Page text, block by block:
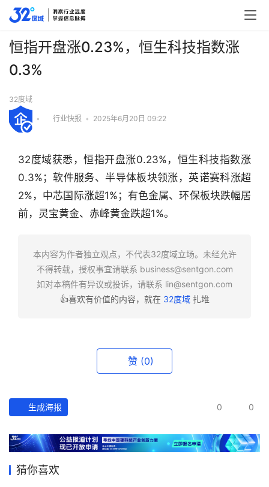
产
经
恒指开盘涨0.23%，恒生科技指数涨
0.3%
32度域
• 行业快报 • 2025年6月20日 09:22
32度域获悉，恒指开盘涨0.23%，恒生科技指数涨
0.3%；软件服务、半导体板块领涨，英诺赛科涨超
2%，中芯国际涨超1%；有色金属、环保板块跌幅居
前，灵宝黄金、赤峰黄金跌超1%。
本内容为作者独立观点，不代表32度域立场。未经允许
不得转载，授权事宜请联系 business@sentgon.com
如对本稿件有异议或投诉，请联系 lin@sentgon.com
👍喜欢有价值的内容，就在 32度域扎堆
赞 (0)
生成海报 0 0
猜你喜欢